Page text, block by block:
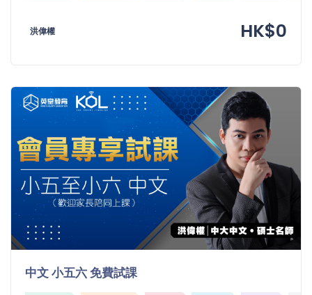
洪偉權 HK$0
中文 小五六 免費試課